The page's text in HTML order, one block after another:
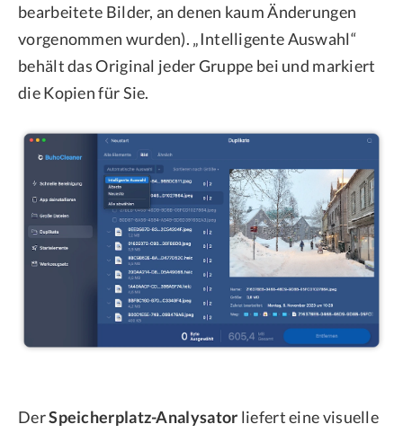
bearbeitete Bilder, an denen kaum Änderungen
vorgenommen wurden). „Intelligente Auswahl“
behält das Original jeder Gruppe bei und markiert
die Kopien für Sie.
DerSpeicherplatz-Analysator liefert eine visuelle